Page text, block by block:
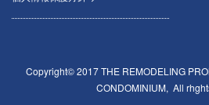
Copyright© 2017 THE REMODELING
CONDOMINIUM, All